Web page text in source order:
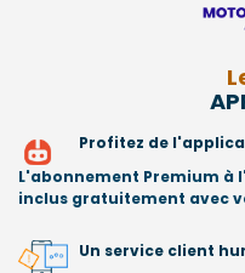
Profitez de
L'abonnement Premium à
inclus gratuitement avec
Un service client